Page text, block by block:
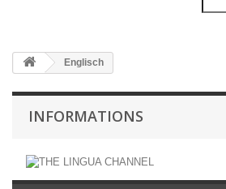
Englisch
INFORMATIONS